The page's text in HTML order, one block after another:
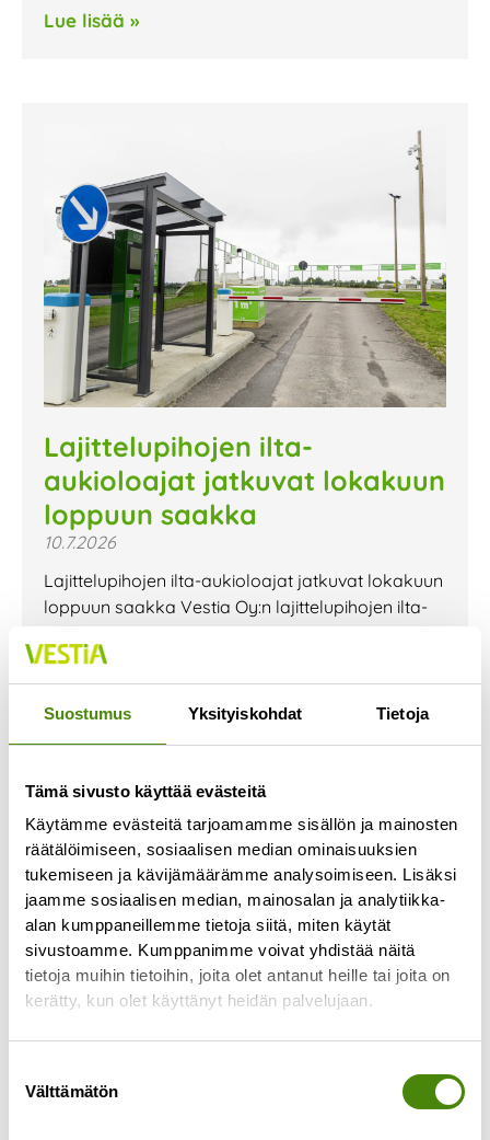
Suostumus Yksityiskohdat Tietoja
Tämä sivusto käyttää evästeitä
Käytämme evästeitä tarjoamamme sisällön ja mainosten
räätälöimiseen, sosiaalisen median ominaisuuksien
tukemiseen ja kävijämäärämme analysoimiseen. Lisäksi
jaamme sosiaalisen median, mainosalan ja analytiikka-
alan kumppaneillemme tietoja siitä, miten käytät
sivustoamme. Kumppanimme voivat yhdistää näitä
tietoja muihin tietoihin, joita olet antanut heille tai joita on
kerätty, kun olet käyttänyt heidän palvelujaan.
valinta
Välttämätön
Lue lisää »
Lajittelupihojen ilta-
aukioloajat jatkuvat lokakuun
loppuun saakka
10.7.2026
Lajittelupihojen ilta-aukioloajat jatkuvat lokakuun
loppuun saakka Vestia Oy:n lajittelupihojen ilta-
Jokaisella lajittelupihalla pääsee vähintään
kerran viikossa
Lue lisää »